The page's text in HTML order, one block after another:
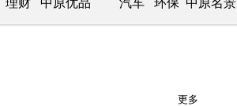
理财 中原优品 汽车 环保 中原名景
更多